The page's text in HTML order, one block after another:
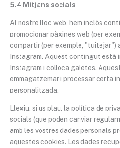
5.4 Mitjans socials
Al nostre lloc web, hem inclòs
promocionar pàgines web (per
compartir (per exemple, "tuitejar")
Instagram. Aquest contingut està
Instagram i col·loca galetes.
emmagatzemar i processar certa
personalitzada.
Llegiu, si us plau, la política de
socials (que poden canviar
amb les vostres dades personals
aquestes cookies. Les dades